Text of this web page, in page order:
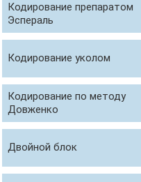
Кодирование препаратом
Эспераль
Кодирование уколом
Кодирование по методу
Довженко
Двойной блок